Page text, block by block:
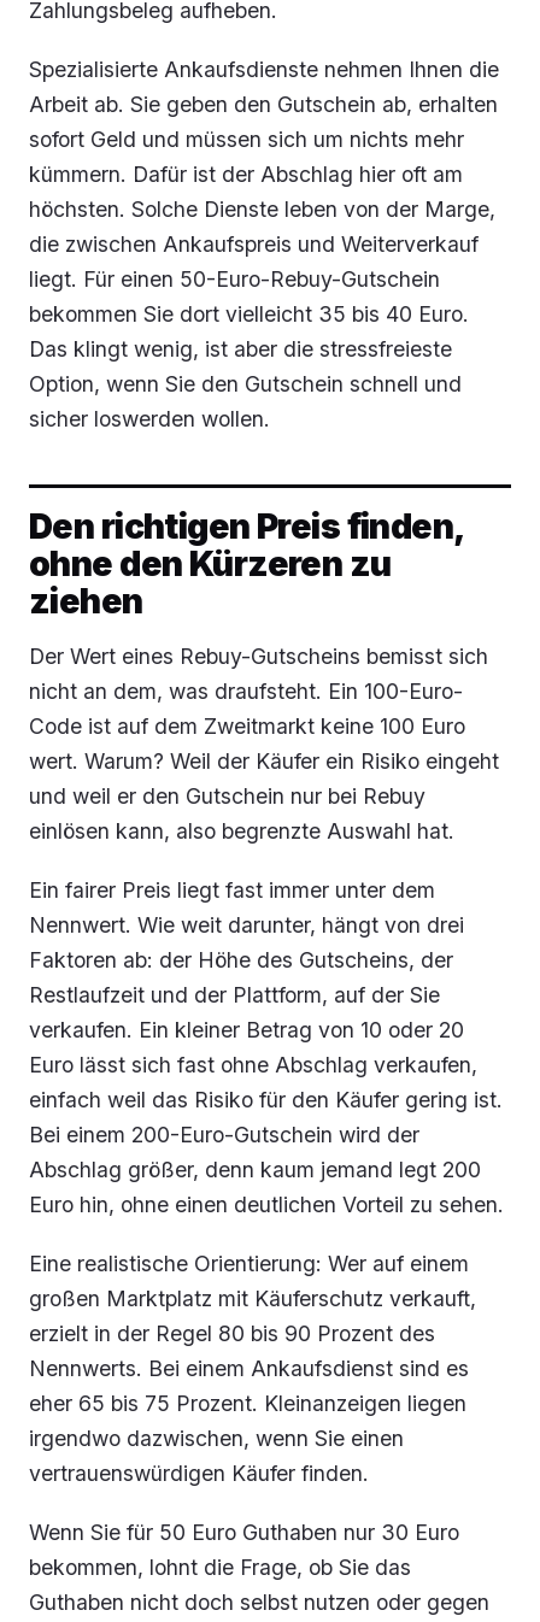
Zahlungsbeleg aufheben.
Spezialisierte Ankaufsdienste nehmen Ihnen die
Arbeit ab. Sie geben den Gutschein ab, erhalten
sofort Geld und müssen sich um nichts mehr
kümmern. Dafür ist der Abschlag hier oft am
höchsten. Solche Dienste leben von der Marge,
die zwischen Ankaufspreis und Weiterverkauf
liegt. Für einen 50-Euro-Rebuy-Gutschein
bekommen Sie dort vielleicht 35 bis 40 Euro.
Das klingt wenig, ist aber die stressfreieste
Option, wenn Sie den Gutschein schnell und
sicher loswerden wollen.
Den richtigen Preis finden,
ohne den Kürzeren zu
ziehen
Der Wert eines Rebuy-Gutscheins bemisst sich
nicht an dem, was draufsteht. Ein 100-Euro-
Code ist auf dem Zweitmarkt keine 100 Euro
wert. Warum? Weil der Käufer ein Risiko eingeht
und weil er den Gutschein nur bei Rebuy
einlösen kann, also begrenzte Auswahl hat.
Ein fairer Preis liegt fast immer unter dem
Nennwert. Wie weit darunter, hängt von drei
Faktoren ab: der Höhe des Gutscheins, der
Restlaufzeit und der Plattform, auf der Sie
verkaufen. Ein kleiner Betrag von 10 oder 20
Euro lässt sich fast ohne Abschlag verkaufen,
einfach weil das Risiko für den Käufer gering ist.
Bei einem 200-Euro-Gutschein wird der
Abschlag größer, denn kaum jemand legt 200
Euro hin, ohne einen deutlichen Vorteil zu sehen.
Eine realistische Orientierung: Wer auf einem
großen Marktplatz mit Käuferschutz verkauft,
erzielt in der Regel 80 bis 90 Prozent des
Nennwerts. Bei einem Ankaufsdienst sind es
eher 65 bis 75 Prozent. Kleinanzeigen liegen
irgendwo dazwischen, wenn Sie einen
vertrauenswürdigen Käufer finden.
Wenn Sie für 50 Euro Guthaben nur 30 Euro
bekommen, lohnt die Frage, ob Sie das
Guthaben nicht doch selbst nutzen oder gegen